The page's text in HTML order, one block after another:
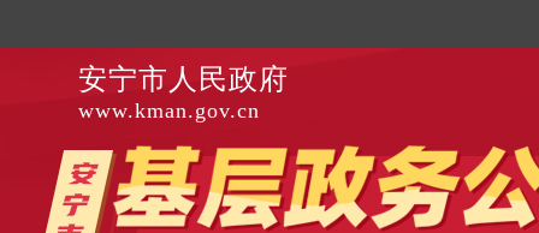
安宁市人民政府
www.kman.gov.cn